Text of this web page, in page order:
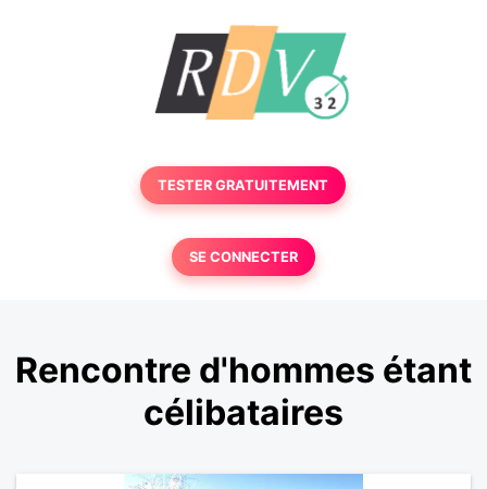
TESTER GRATUITEMENT
SE CONNECTER
Rencontre d'hommes étant
célibataires